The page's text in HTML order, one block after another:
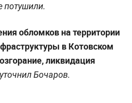
потушили.
обломков на территории
в Котовском
ликвидация
Бочаров.